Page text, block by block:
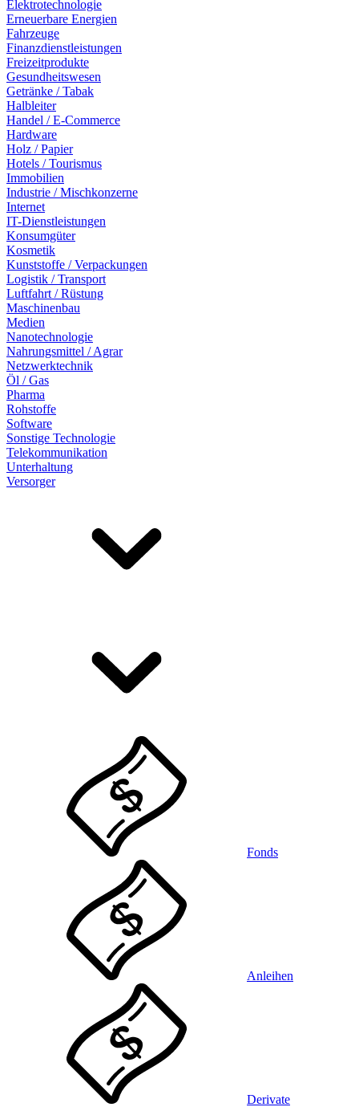
Elektrotechnologie
Erneuerbare Energien
Fahrzeuge
Finanzdienstleistungen
Freizeitprodukte
Gesundheitswesen
Getränke / Tabak
Halbleiter
Handel / E-Commerce
Hardware
Holz / Papier
Hotels / Tourismus
Immobilien
Industrie / Mischkonzerne
Internet
IT-Dienstleistungen
Konsumgüter
Kosmetik
Kunststoffe / Verpackungen
Logistik / Transport
Luftfahrt / Rüstung
Maschinenbau
Medien
Nanotechnologie
Nahrungsmittel / Agrar
Netzwerktechnik
Öl / Gas
Pharma
Rohstoffe
Software
Sonstige Technologie
Telekommunikation
Unterhaltung
Versorger
Fonds
Anleihen
Derivate